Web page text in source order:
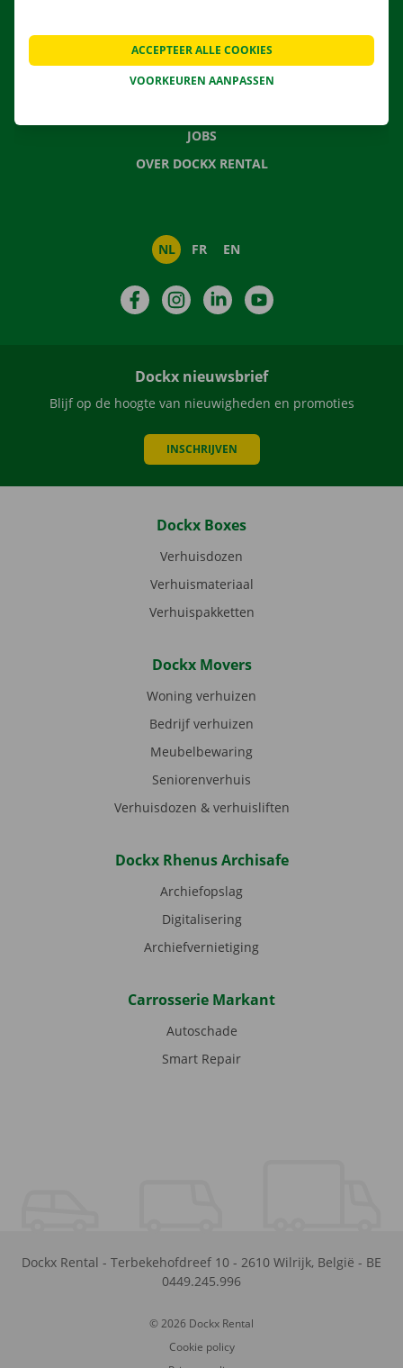
VEELGESTELDE VRAGEN
NIEUWS
JOBS
OVER DOCKX RENTAL
NL FR EN
FacebookInstagramLinkedIn
Dockx nieuwsbrief
Blijf op de hoogte van nieuwigheden en promoties
INSCHRIJVEN
Dockx Boxes
Verhuisdozen
Verhuismateriaal
Verhuispakketten
Dockx Movers
Woning verhuizen
Bedrijf verhuizen
Meubelbewaring
Seniorenverhuis
Verhuisdozen & verhuisliften
Dockx Rhenus Archisafe
Archiefopslag
Digitalisering
Archiefvernietiging
Carrosserie Markant
Autoschade
Smart Repair
Dockx Rental - Terbekehofdreef 10 - 2610 Wilrijk, België - BE
0449.245.996
© 2026 Dockx Rental
Cookie policy
VOORKEUREN AANPASSEN
ACCEPTEER ALLE COOKIES